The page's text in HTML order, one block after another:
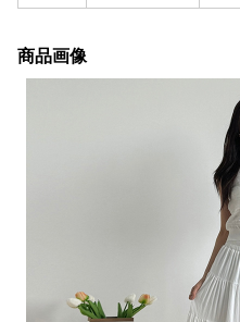
商品画像